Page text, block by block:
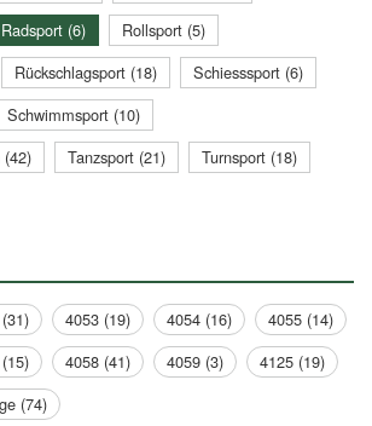
Radsport (6)
Rollsport (5)
Rückschlagsport (18)
Schiesssport (6)
Schwimmsport (10)
Tanzsport (21)
Turnsport (18)
4053 (19) 4054 (16)
4055 (14)
4058 (41) 4059 (3)
4125 (19)
(74)